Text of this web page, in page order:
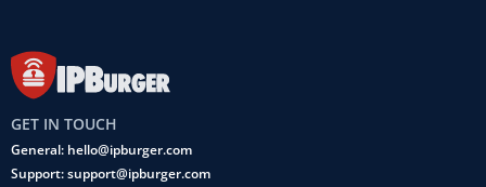
GET IN TOUCH
General: hello@ipburger.com
Support: support@ipburger.com